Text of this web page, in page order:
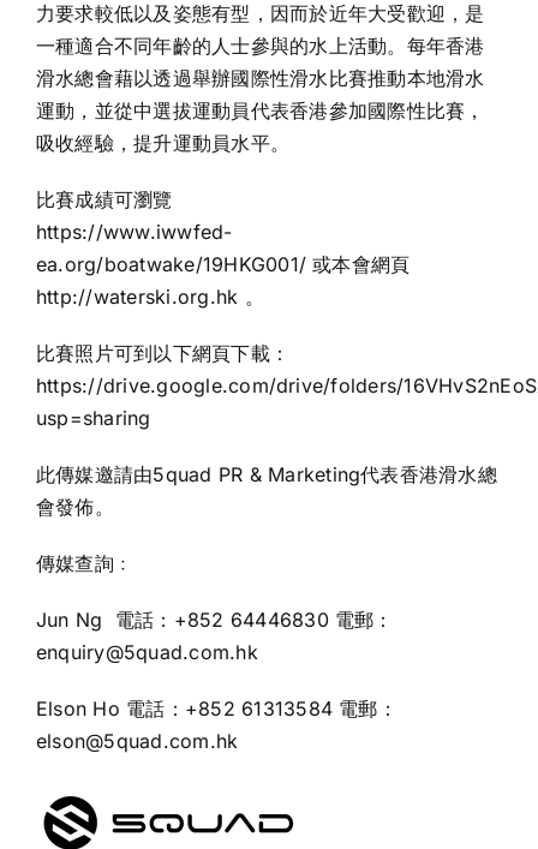
力要求較低以及姿態有型，因而於近年大受歡迎，是
一種適合不同年齡的人士參與的水上活動。每年香港
滑水總會藉以透過舉辦國際性滑水比賽推動本地滑水
運動，並從中選拔運動員代表香港參加國際性比賽，
吸收經驗，提升運動員水平。
比賽成績可瀏覽
https://www.iwwfed-
ea.org/boatwake/19HKG001/ 或本會網頁
http://waterski.org.hk 。
比賽照片可到以下網頁下載：
https://drive.google.com/drive/folders/
usp=sharing
此傳媒邀請由5quad PR & Marketing代表香港滑水總
會發佈。
傳媒查詢﹕
Jun Ng 電話：+852 64446830 電郵：
enquiry@5quad.com.hk
Elson Ho 電話：+852 61313584 電郵：
elson@5quad.com.hk